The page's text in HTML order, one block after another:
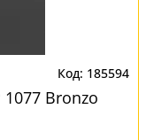
185594
Bronzo